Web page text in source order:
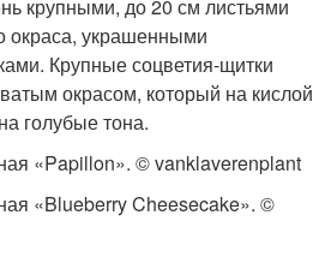
крупными, до 20 см листьями
окраса, украшенными
Крупные соцветия-щитки
окрасом, который на кислой
голубые тона.
«Papillon». © vanklaverenplant
«Blueberry Cheesecake». ©